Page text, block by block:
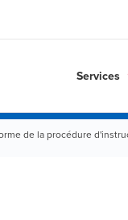
Services
de la procédure